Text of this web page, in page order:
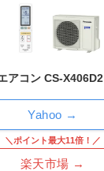
アコン CS-X406D2
＼ポイント最大11倍！／
楽天市場 →
Yahoo →